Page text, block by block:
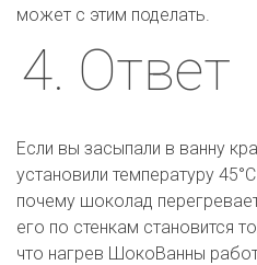
может с этим поделать.
4. Ответ
Если вы засыпали в ванну
установили температуру
почему шоколад
его по стенкам становится
что нагрев ШокоВанны